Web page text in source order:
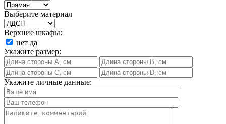
Выберите материал
Верхние шкафы:
нет да
Укажите размер:
Укажите личные данные: